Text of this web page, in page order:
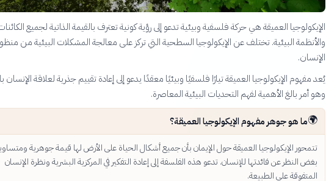
الإيكولوجيا العميقة هي حركة فلسفية وبيئية تدعو إلى رؤية كونية تعترف بالقيمة الذاتية لجميع
والأنظمة البيئية. تختلف عن الإيكولوجيا السطحية التي تركز على معالجة المشكلات البيئية من
الإنسان.
يُعد مفهوم الإيكولوجيا العميقة تيارًا فلسفيًا وبيئيًا معقدًا يدعو إلى إعادة تقييم جذرية لعلاقة الإنسان
وهو أمر بالغ الأهمية لفهم التحديات البيئية المعاصرة.
🌍ما هو جوهر مفهوم الإيكولوجيا العميقة؟
تتمحور الإيكولوجيا العميقة حول الإيمان بأن جميع أشكال الحياة على الأرض لها قيمة جوهرية
بغض النظر عن فائدتها للإنسان. تدعو هذه الفلسفة إلى إعادة التفكير في المركزية البشرية ونظرة الإنسان
المتفوقة على الطبيعة.